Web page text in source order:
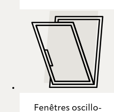
Fenêtres oscillo-